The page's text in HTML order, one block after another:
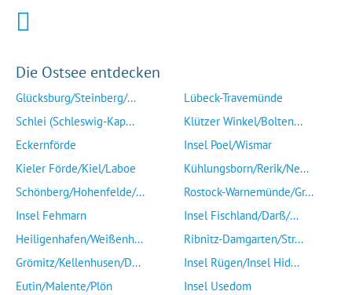
Die Ostsee entdecken
Glücksburg/Steinberg/...
Schlei (Schleswig-Kap...
Eckernförde
Kieler Förde/Kiel/Laboe
Schönberg/Hohenfelde/...
Insel Fehmarn
Heiligenhafen/Weißenh...
Grömitz/Kellenhusen/D...
Eutin/Malente/Plön
Lübeck-Travemünde
Klützer Winkel/Bolten...
Insel Poel/Wismar
Kühlungsborn/Rerik/Ne...
Rostock-Warnemünde/Gr...
Insel Fischland/Darß/...
Ribnitz-Damgarten/Str...
Insel Rügen/Insel Hid...
Insel Usedom